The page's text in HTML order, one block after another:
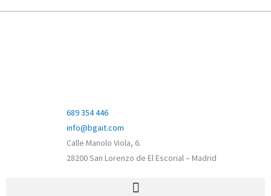
689 354 446
info@bgait.com
Calle Manolo Viola, 6.
28200 San Lorenzo de El Escorial – Madrid